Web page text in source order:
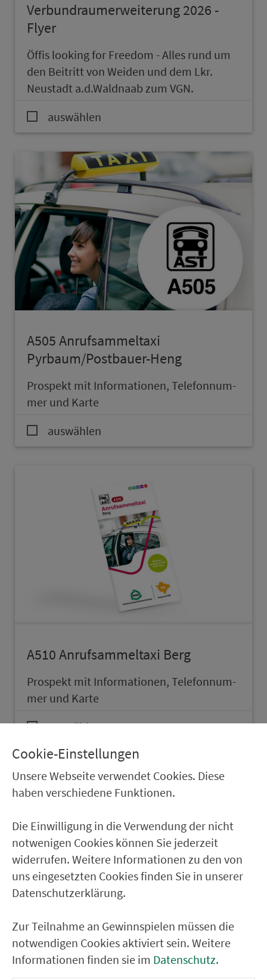
Ver­bund­raumer­wei­te­rung 2026 -
Flyer
Öffis looking for Freedom - Alles rund um
den Beitritt von Weiden und dem Lkr.
Neustadt a.d.Waldnaab zum VGN.
auswählen
A505 An­ruf­sam­mel­taxi
Pyrbaum/Postbauer-Heng
Prospekt mit In­for­ma­ti­onen, Te­le­fon­num­
mer und Karte
auswählen
A510 An­ruf­sam­mel­taxi Berg
Prospekt mit In­for­ma­ti­onen, Te­le­fon­num­
mer und Karte
auswählen
A520 An­ruf­sam­mel­taxi
Lauterhofen/Pilsach
Cookie-Einstellungen
Unsere Webseite verwendet Cookies. Diese
haben verschiedene Funktionen.
Die Einwilligung in die Verwendung der nicht
notwenigen Cookies können Sie jederzeit
widerrufen. Weitere Informationen zu den von
uns eingesetzten Cookies finden Sie in unserer
Datenschutzerklärung.
Zur Teilnahme an Gewinnspielen müssen die
notwendigen Cookies aktiviert sein. Weitere
Informationen finden sie im Datenschutz.